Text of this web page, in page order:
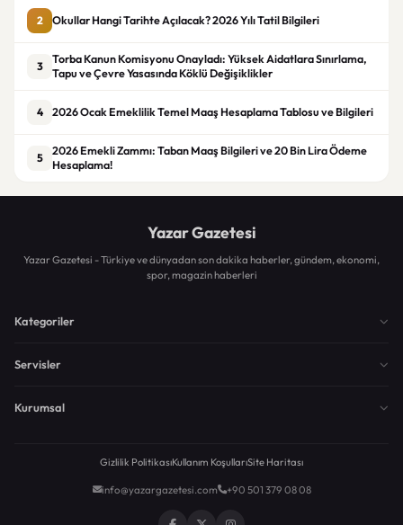
2 Okullar Hangi Tarihte Açılacak? 2026 Yılı Tatil Bilgileri
3
Torba Kanun Komisyonu Onayladı: Yüksek Aidatlara Sınırlama,
Tapu ve Çevre Yasasında Köklü Değişiklikler
4 2026 Ocak Emeklilik Temel Maaş Hesaplama Tablosu ve Bilgileri
5
2026 Emekli Zammı: Taban Maaş Bilgileri ve 20 Bin Lira Ödeme
Hesaplama!
Yazar Gazetesi
Yazar Gazetesi - Türkiye ve dünyadan son dakika haberler, gündem, ekonomi,
spor, magazin haberleri
Kategoriler
Servisler
Kurumsal
Gizlilik PolitikasıKullanım KoşullarıSite Haritası
info@yazargazetesi.com +90 501 379 08 08